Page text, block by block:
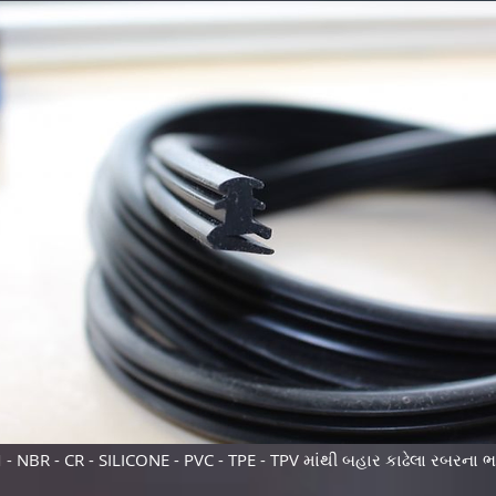
- NBR - CR - SILICONE - PVC - TPE - TPV માંથી બહાર કાઢેલા રબરના